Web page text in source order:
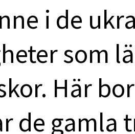
i de
som
Här
de gamla